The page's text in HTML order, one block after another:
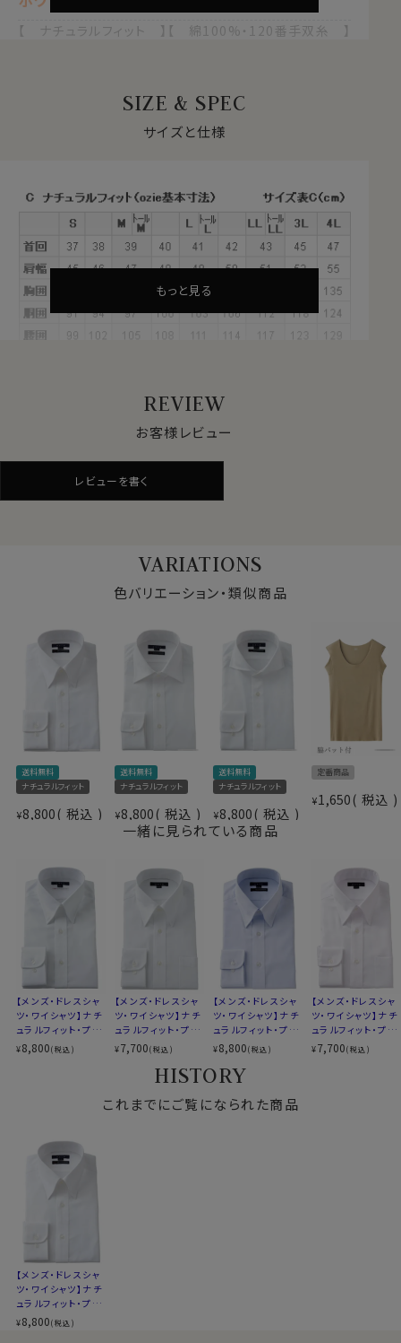
【 ナチュラルフィット 】【 綿100%・120番手双糸 】
【 ポケット無し 】【 長袖 】
超長綿 といいます。
超長綿は、世界の綿生産量のたった3％しかない希少性
の高いプレミアムコットンです。
その中の1種類がエジプトが産地の GIZA（ギザ）綿 です。
シルクに限りなく近い特性をもち、世界的に評価の高い
高級綿＝エジプト綿。
●ロイヤルオックスフォード
シャツ生地として人気のオックスフォード生地。
ロイヤルオックスは、オックスフォードの中でもやや薄手
でシルクのような滑らかな肌ざわり。
さらに光沢感が一番あり、フォーマル感や高級感を演出
できます
●イージーケア加工付き
いる素材の特性上、洗濯後にしわが残るのは致し方あり
しかしながら、この生地には綿特有のソフト感や素材感
ロンがけが非常に楽！
アイロンが滑るようにかかり、シワを伸ばしやすくなりま
アイロンがけが楽になるイージーケア加工を施した120
番手双糸の高番手生地は、あえて別注して加工しないと
存在しない希少性の高いozieのオリジナル生地です。
で、イージーケアの機能を高めるべく、液体アンモニア処
理をしたうえでイージーケア加工を施しました。
結果、光沢感・ソフト感にあふれ着心地のいい、その上洗
た上質シャツに仕上がりました。
●ポケット無し
ドレッシーで洗練されたスマートシャツスタイル。
欧米ではドレスシャツの標準であるポケットなしにて生
ボタンダウンに近い感覚ですが、衿先がはねないように
よりドレッシーな雰囲気を持った衿型です。
スナップダウンシャツ。
相性も抜群と、意外と使用範囲の広いシャツです。
カフス部分はコンバーチブルカフスになっておりますの
SIZE & SPEC
サイズと仕様
仕様表
素材
綿100％（120番手双糸）
プレミアムコットン＝GIZA
イージーケア
ロイヤルオックスフォード
キーパー
前立て
後身頃
バックダーツ入り
カフス
アジャスタブル
コンバーチブルカフス
衿高
前2.7cm 後4.6cm
S-37～LL-43・3L-45・4L-47cm
トールM-88・L-90・LL-90cm
ナチュラルフィット
▼スポット商品につき再入荷はございませんのでご了承
ください
後ろ身頃にダーツを入れて、ウエスト部分をやや絞ったス
タイルです。
適度に絞ったウエストラインは細すぎず、それでいてダボ
つきのないシルエット。
着心地を考え、細いだけのシャツとは一線を画したつくり
もっと見る
REVIEW
お客様レビュー
レビューを書く
VARIATIONS
色バリエーション・類似商品
送料無料
ナチュラルフィット
¥8,800 税込
送料無料
ナチュラルフィット
¥8,800 税込
送料無料
ナチュラルフィット
¥8,800 税込
定番商品
¥1,650 税込
一緒に見られている商品
【メンズ・ドレスシャ
ツ・ワイシャツ】ナチ
ュラルフィット・プレ
ミアムコットン100
番手双糸・イージー
¥8,800(税込)
【メンズ・ドレスシャ
ツ・ワイシャツ】ナチ
ュラルフィット・プレ
ミアムコットン・形態
安定・スナップダウ
¥7,700(税込)
【メンズ・ドレスシャ
ツ・ワイシャツ】ナチ
ュラルフィット・プレ
ミアムコットン120
番手双糸・イージー
ケア・スナップダウ
ン・ポケット無し
¥8,800(税込)
【メンズ・ドレスシャ
ツ・ワイシャツ】ナチ
ュラルフィット・プレ
ミアムコットン・形態
安定・スナップダウ
¥7,700(税込)
HISTORY
これまでにご覧になられた商品
【メンズ・ドレスシャ
ツ・ワイシャツ】ナチ
ュラルフィット・プレ
ミアムコットン120
番手双糸・オックス
¥8,800(税込)